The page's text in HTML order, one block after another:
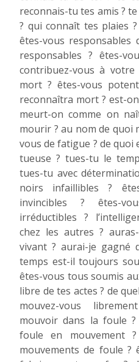
reconnais-tu tes amis ?
? qui connaît tes plaies
êtes-vous responsables
responsables ? êtes-
contribuez-vous à
mort ? êtes-vous
reconnaîtra mort ? est-
meurt-on comme on
mourir ? au nom de quoi
vous de fatigue ? de
tueuse ? tues-tu le
tues-tu avec
noirs infaillibles ?
invincibles ? êtes-
irréductibles ?
chez les autres ?
vivant ? aurai-je gagné
temps est-il toujours
êtes-vous tous soumis
libre de tes actes ? de
mouvez-vous
mouvoir dans la foule
foule en mouvement
mouvements de foule ?